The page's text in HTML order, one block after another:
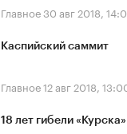
Главное30 авг 2018,
Каспийский саммит
Главное12 авг 2018,
18 лет гибели «Курска»